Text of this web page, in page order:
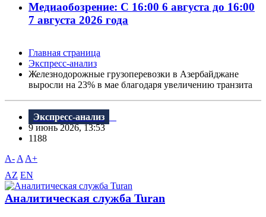
Медиаобозрение: С 16:00 6 августа до 16:00
7 августа 2026 года
Главная страница
Экспресс-анализ
Железнодорожные грузоперевозки в Азербайджане
выросли на 23% в мае благодаря увеличению транзита
Экспресс-анализ
9 июнь 2026, 13:53
1188
A- A A+
AZ EN
Аналитическая служба Turan